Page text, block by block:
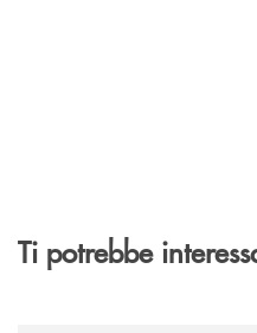
Ti potrebbe